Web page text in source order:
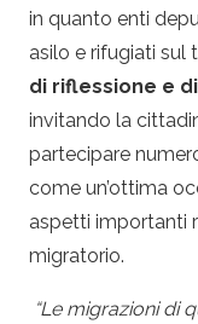
in quanto enti
asilo e rifugiati sul
di riflessione e
invitando la
partecipare
come un’ottima
aspetti importanti
migratorio.
“Le migrazioni di